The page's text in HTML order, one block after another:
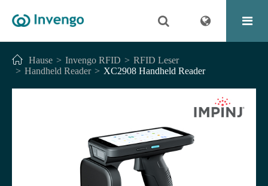
Hause Invengo RFID
RFID Leser
Handheld Reader
XC2908 Handheld Reader